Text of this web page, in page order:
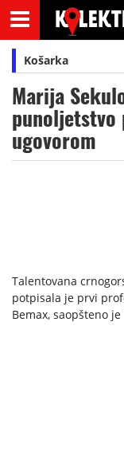
Košarka
Marija
punoljetstvo
ugovorom
Talentovana
potpisala je prvi
Bemax, saopšteno